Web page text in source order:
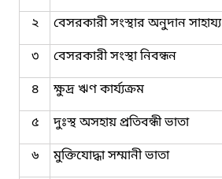
২
বেসরকারী সংস্থার অনুদান সাহায্য
৩
বেসরকারী সংস্থা নিবন্ধন
৪
ক্ষুদ্র ঋণ কার্য্যক্রম
৫
দুঃস্থ অসহায় প্রতিবন্ধী ভাতা
৬
মুক্তিযোদ্ধা সম্মানী ভাতা